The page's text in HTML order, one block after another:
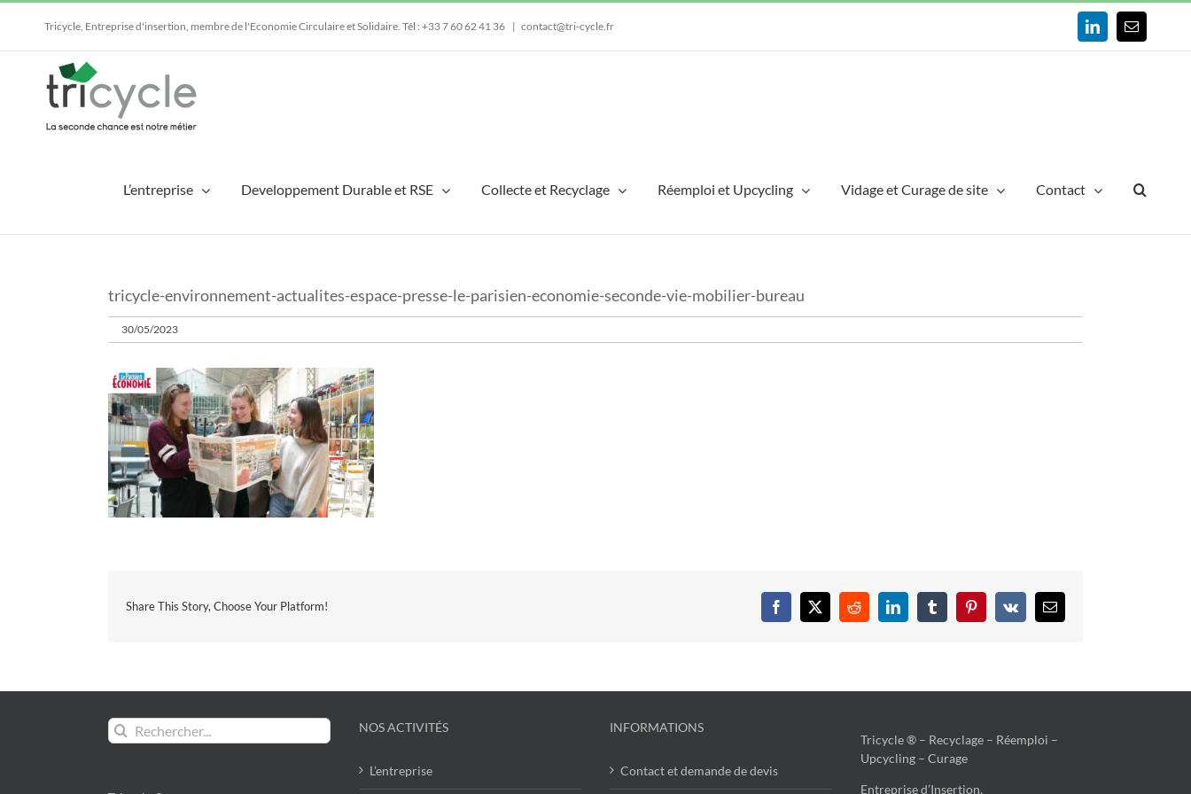
Tricycle, Entreprise d'insertion, membre de l'Economie Circulaire et Solidaire. Tél : +33 7 60 62 41 36 | contact@tri-cycle.fr LinkedInEmail
L’entreprise Developpement Durable et RSE Collecte et Recyclage Réemploi et Upcycling Vidage et Curage de site Contact
tricycle-environnement-actualites-espace-presse-le-parisien-economie-seconde-vie-mobilier-bureau
30/05/2023
Share This Story, Choose Your Platform! Facebook
X RedditLinkedInTumblrPinterest
Vk Email
Rechercher: NOS ACTIVITÉS
L’entreprise
INFORMATIONS
Contact et demande de devis
Tricycle ® – Recyclage – Réemploi –
Upcycling – Curage
Entreprise d’Insertion,